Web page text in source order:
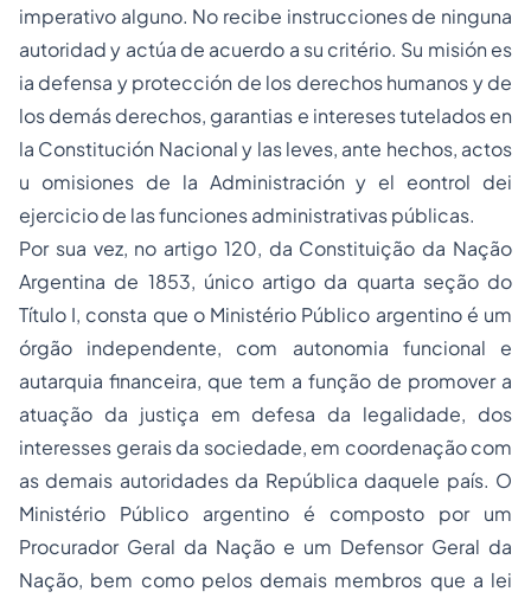
imperativo alguno. No recibe instrucciones de ninguna
autoridad y actúa de acuerdo a su critério. Su misión es
ia defensa y protección de los derechos humanos y de
los demás derechos, garantias e intereses tutelados en
la Constitución Nacional y las leves, ante hechos, actos
u omisiones de la Administración y el eontrol dei
ejercicio de las funciones administrativas públicas.
Por sua vez, no artigo 120, da Constituição da Nação
Argentina de 1853, único artigo da quarta seção do
Título I, consta que o Ministério Público argentino é um
órgão independente, com autonomia funcional e
autarquia financeira, que tem a função de promover a
atuação da justiça em defesa da legalidade, dos
interesses gerais da sociedade, em coordenação com
as demais autoridades da República daquele país. O
Ministério Público argentino é composto por um
Procurador Geral da Nação e um Defensor Geral da
Nação, bem como pelos demais membros que a lei